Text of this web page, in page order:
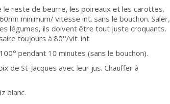
reste de beurre, les poireaux et les carottes.
minimum/ vitesse int. sans le bouchon. Saler,
légumes, ils doivent être tout juste croquants.
toujours à 80°/vit. int.
pendant 10 minutes (sans le bouchon).
de St-Jacques avec leur jus. Chauffer à
blanc.